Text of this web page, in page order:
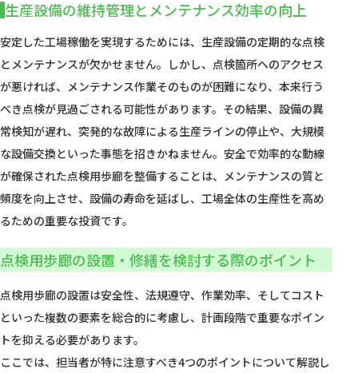
生産設備の維持管理とメンテナンス効率の向上
安定した工場稼働を実現するためには、生産設備の定期的な点検
とメンテナンスが欠かせません。しかし、点検箇所へのアクセス
が悪ければ、メンテナンス作業そのものが困難になり、本来行う
べき点検が見過ごされる可能性があります。その結果、設備の異
常検知が遅れ、突発的な故障による生産ラインの停止や、大規模
な設備交換といった事態を招きかねません。安全で効率的な動線
が確保された点検用歩廊を整備することは、メンテナンスの質と
頻度を向上させ、設備の寿命を延ばし、工場全体の生産性を高め
るための重要な投資です。
点検用歩廊の設置・修繕を検討する際のポイント
点検用歩廊の設置は安全性、法規遵守、作業効率、そしてコスト
といった複数の要素を総合的に考慮し、計画段階で重要なポイン
トを抑える必要があります。
ここでは、担当者が特に注意すべき4つのポイントについて解説し